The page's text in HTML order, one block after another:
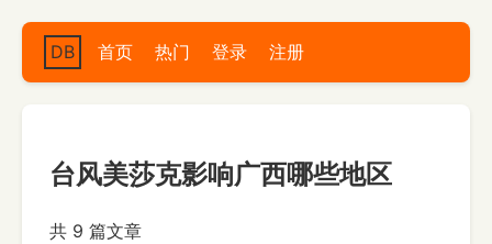
DB 首页 热门 登录 注册
台风美莎克影响广西哪些地区
共 9 篇文章